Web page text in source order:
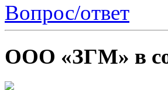
Вопрос/ответ
ООО «ЗГМ» в